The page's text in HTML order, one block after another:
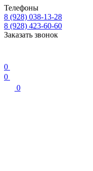
Телефоны
8 (928) 038-13-28
8 (928) 423-60-60
Заказать звонок
0
0
0